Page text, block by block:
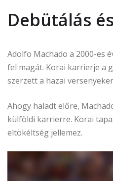
Debütálás
Adolfo Machado a 2000-es
fel magát. Korai karrierje a
szerzett a hazai
Ahogy haladt előre,
külföldi karrierre. Korai
eltökéltség jellemez.